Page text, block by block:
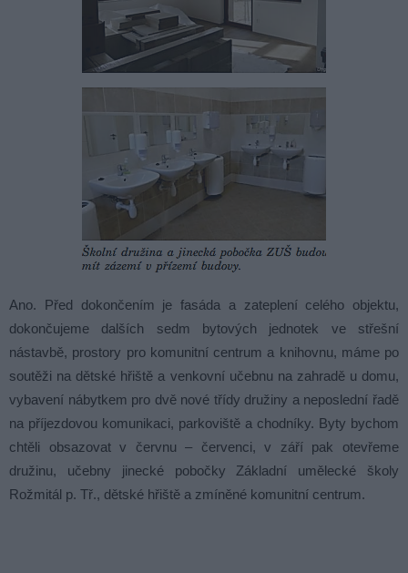
Ano. Před dokončením je fasáda a zateplení celého objektu,
dokončujeme dalších sedm bytových jednotek ve střešní
nástavbě, prostory pro komunitní centrum a knihovnu, máme po
soutěži na dětské hřiště a venkovní učebnu na zahradě u domu,
vybavení nábytkem pro dvě nové třídy družiny a neposlední řadě
na příjezdovou komunikaci, parkoviště a chodníky. Byty bychom
chtěli obsazovat v červnu – červenci, v září pak otevřeme
družinu, učebny jinecké pobočky Základní umělecké školy
Rožmitál p. Tř., dětské hřiště a zmíněné komunitní centrum.